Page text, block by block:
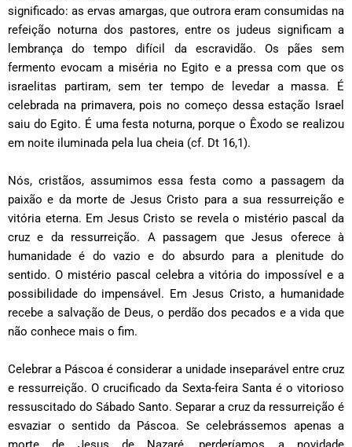
significado: as ervas amargas, que outrora eram consumidas na
refeição noturna dos pastores, entre os judeus significam a
lembrança do tempo difícil da escravidão. Os pães sem
fermento evocam a miséria no Egito e a pressa com que os
israelitas partiram, sem ter tempo de levedar a massa. É
celebrada na primavera, pois no começo dessa estação Israel
saiu do Egito. É uma festa noturna, porque o Êxodo se realizou
em noite iluminada pela lua cheia (cf. Dt 16,1).
Nós, cristãos, assumimos essa festa como a passagem da
paixão e da morte de Jesus Cristo para a sua ressurreição e
vitória eterna. Em Jesus Cristo se revela o mistério pascal da
cruz e da ressurreição. A passagem que Jesus oferece à
humanidade é do vazio e do absurdo para a plenitude do
sentido. O mistério pascal celebra a vitória do impossível e a
possibilidade do impensável. Em Jesus Cristo, a humanidade
recebe a salvação de Deus, o perdão dos pecados e a vida que
não conhece mais o fim.
Celebrar a Páscoa é considerar a unidade inseparável entre cruz
e ressurreição. O crucificado da Sexta-feira Santa é o vitorioso
ressuscitado do Sábado Santo. Separar a cruz da ressurreição é
esvaziar o sentido da Páscoa. Se celebrássemos apenas a